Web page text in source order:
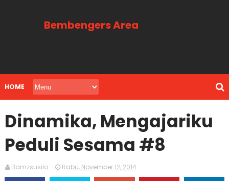
Bembengers Area
HOME
Dinamika, Mengajariku
Peduli Sesama #8
Bamzsusilo Rabu, November 12, 2014